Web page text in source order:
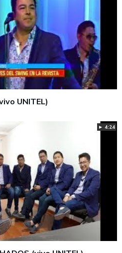
UNITEL)
► 4:24